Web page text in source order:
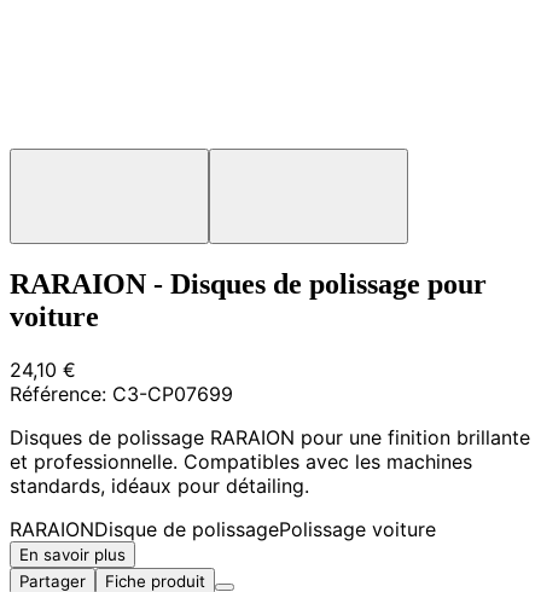
RARAION - Disques de polissage pour
voiture
24,10 €
Référence: C3-CP07699
Disques de polissage RARAION pour une finition brillante
et professionnelle. Compatibles avec les machines
standards, idéaux pour détailing.
RARAIONDisque de polissagePolissage voiture
En savoir plus
Partager
Fiche produit